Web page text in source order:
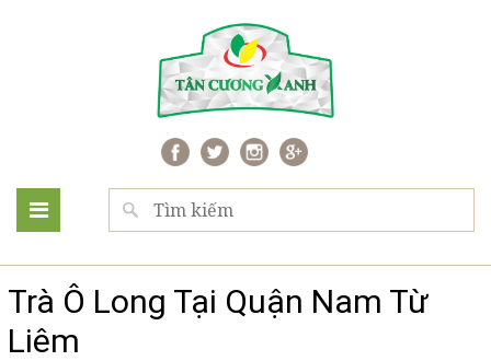
Trà Ô Long Tại Quận Nam Từ
Liêm